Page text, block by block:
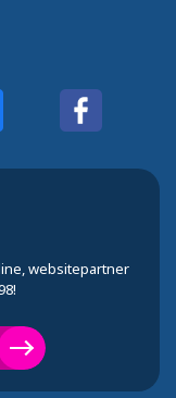
websitepartner